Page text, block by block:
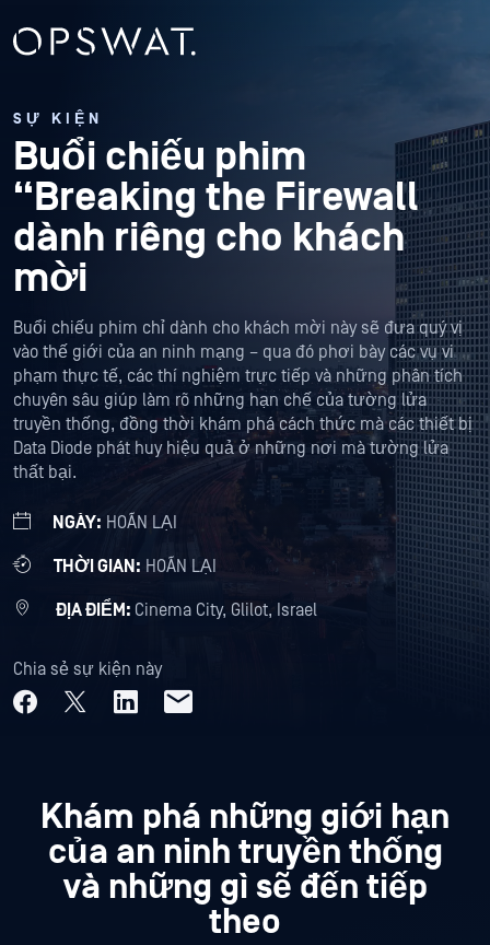
SỰ KIỆN
Buổi chiếu phim
“Breaking the Firewall
dành riêng cho khách
mời
Buổi chiếu phim chỉ dành cho khách mời này sẽ đưa quý vị
vào thế giới của an ninh mạng – qua đó phơi bày các vụ vi
phạm thực tế, các thí nghiệm trực tiếp và những phân tích
chuyên sâu giúp làm rõ những hạn chế của tường lửa
truyền thống, đồng thời khám phá cách thức mà các thiết bị
Data Diode phát huy hiệu quả ở những nơi mà tường lửa
thất bại.
NGÀY: HOÃN LẠI
THỜI GIAN: HOÃN LẠI
ĐỊA ĐIỂM: Cinema City, Glilot, Israel
Chia sẻ sự kiện này
Khám phá những giới hạn
của an ninh truyền thống
và những gì sẽ đến tiếp
theo